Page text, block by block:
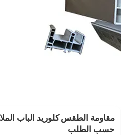
مقاومة الطقس كلوريد الباب
حسب الطلب